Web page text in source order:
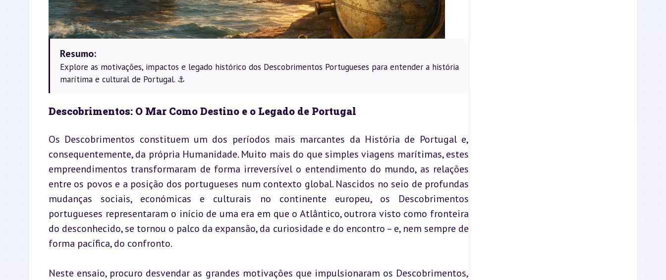
Resumo:
Explore as motivações, impactos e legado histórico dos Descobrimentos Portugueses para entender a história
marítima e cultural de Portugal. ⚓
Descobrimentos: O Mar Como Destino e o Legado de Portugal
Os Descobrimentos constituem um dos períodos mais marcantes da História de Portugal e,
consequentemente, da própria Humanidade. Muito mais do que simples viagens marítimas, estes
empreendimentos transformaram de forma irreversível o entendimento do mundo, as relações
entre os povos e a posição dos portugueses num contexto global. Nascidos no seio de profundas
mudanças sociais, económicas e culturais no continente europeu, os Descobrimentos
portugueses representaram o início de uma era em que o Atlântico, outrora visto como fronteira
do desconhecido, se tornou o palco da expansão, da curiosidade e do encontro – e, nem sempre de
forma pacífica, do confronto.
Neste ensaio, procuro desvendar as grandes motivações que impulsionaram os Descobrimentos,